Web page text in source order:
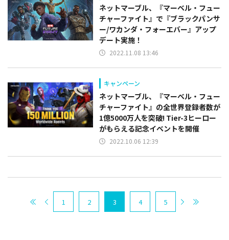
ネットマーブル、『マーベル・フュー
チャーファイト』で『ブラックパンサ
ー/ワカンダ・フォーエバー』アップ
デート実施！
2022.11.08 13:46
キャンペーン
ネットマーブル、『マーベル・フュー
チャーファイト』の全世界登録者数が
1億5000万人を突破! Tier-3ヒーロー
がもらえる記念イベントを開催
2022.10.06 12:39
1 2 3 4 5